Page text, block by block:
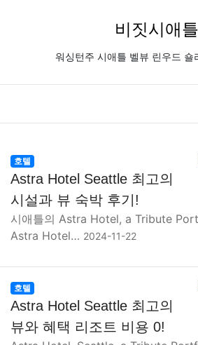
비짓시애틀
워싱턴주 시애틀 벨뷰 린우드 숄
호텔
Astra Hotel Seattle 최고의
시설과 뷰 숙박 후기!
시애틀의 Astra Hotel, a Tribute
Astra Hotel… 2024-11-22
호텔
Astra Hotel Seattle 최고의
뷰와 혜택 리조트 비용 0!